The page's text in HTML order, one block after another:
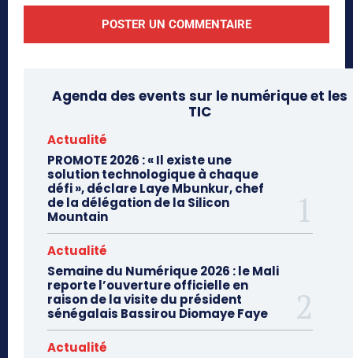
Agenda des events sur le numérique et les
TIC
Actualité
PROMOTE 2026 : « Il existe une
solution technologique à chaque
défi », déclare Laye Mbunkur, chef
de la délégation de la Silicon
Mountain
Actualité
Semaine du Numérique 2026 : le Mali
reporte l’ouverture officielle en
raison de la visite du président
sénégalais Bassirou Diomaye Faye
Actualité